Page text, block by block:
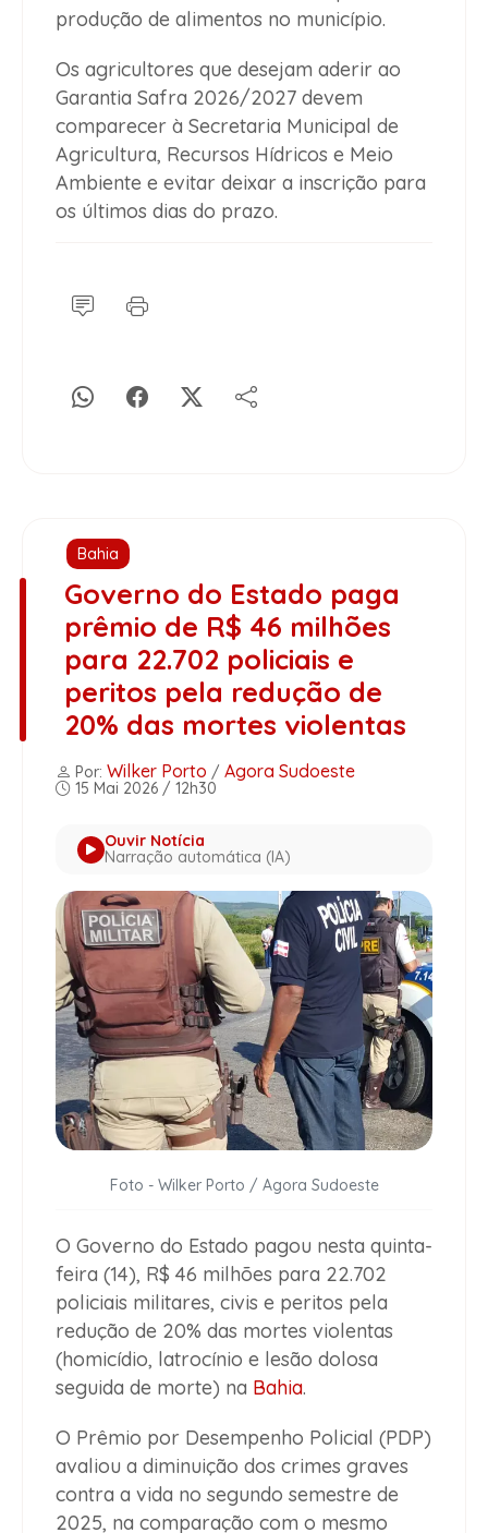
produção de alimentos no município.
Os agricultores que desejam aderir ao
Garantia Safra 2026/2027 devem
comparecer à Secretaria Municipal de
Agricultura, Recursos Hídricos e Meio
Ambiente e evitar deixar a inscrição para
os últimos dias do prazo.
Bahia
Governo do Estado paga
prêmio de R$ 46 milhões
para 22.702 policiais e
peritos pela redução de
20% das mortes violentas
Por: Wilker Porto / Agora Sudoeste
15 Mai 2026 / 12h30
Ouvir Notícia
Narração automática (IA)
Foto - Wilker Porto / Agora Sudoeste
O Governo do Estado pagou nesta quinta-
feira (14), R$ 46 milhões para 22.702
policiais militares, civis e peritos pela
redução de 20% das mortes violentas
(homicídio, latrocínio e lesão dolosa
seguida de morte) na Bahia.
O Prêmio por Desempenho Policial (PDP)
avaliou a diminuição dos crimes graves
contra a vida no segundo semestre de
2025, na comparação com o mesmo